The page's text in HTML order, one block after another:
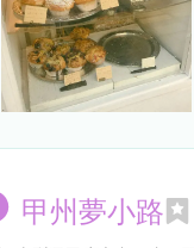
甲州夢小路